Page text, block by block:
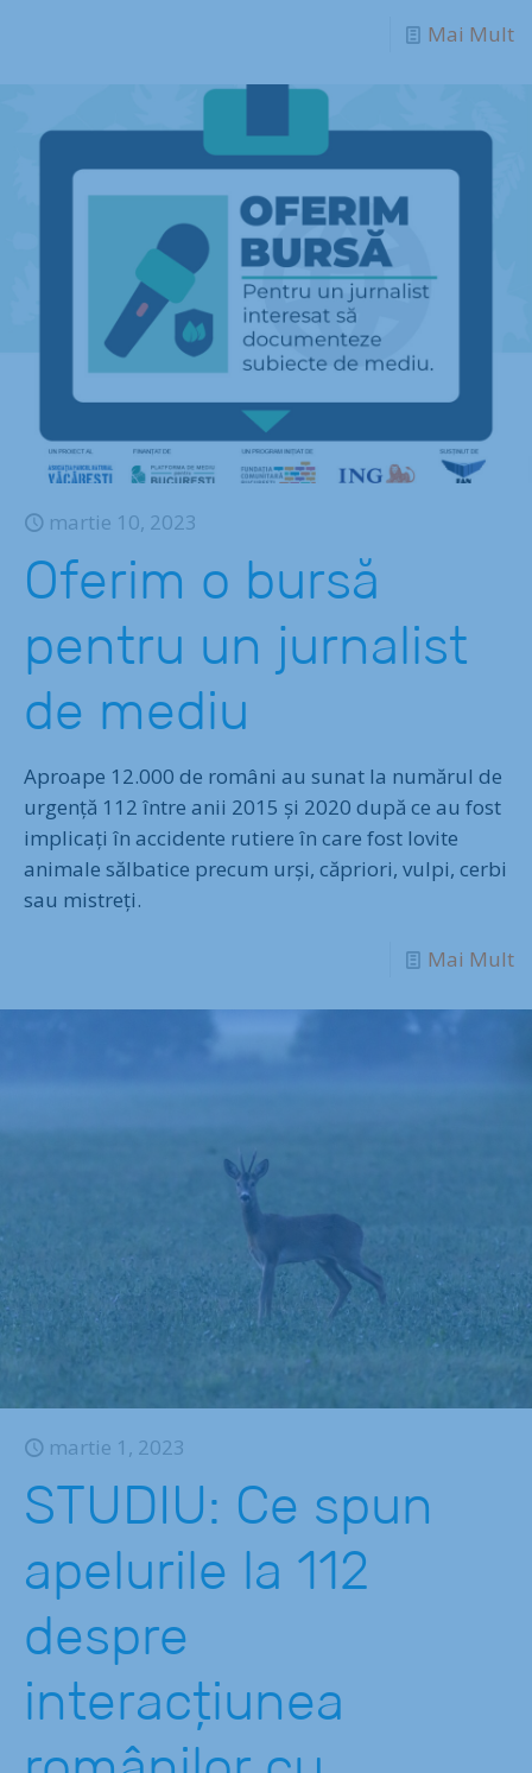
Mai Mult
martie 10, 2023
Oferim o bursă
pentru un jurnalist
de mediu
Aproape 12.000 de români au sunat la numărul de
urgență 112 între anii 2015 și 2020 după ce au fost
implicați în accidente rutiere în care fost lovite
animale sălbatice precum urși, căpriori, vulpi, cerbi
sau mistreți.
Mai Mult
martie 1, 2023
STUDIU: Ce spun
apelurile la 112
despre
interacțiunea